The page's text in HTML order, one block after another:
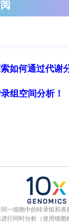
如何通过代谢
组空间分析！
一细胞中的转录组和表
行同时分析（使用细胞